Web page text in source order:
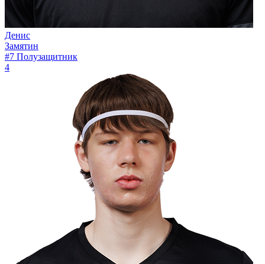
Денис
Замятин
#7 Полузащитник
4